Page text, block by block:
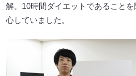
解。10時間ダイエットであること
心していました。